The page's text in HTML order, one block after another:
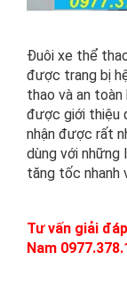
Đuôi xe thể
được trang bị
thao và an toàn
được giới thiệu
nhận được rất
dùng với những
tăng tốc nhanh
Tư vấn giải
Nam